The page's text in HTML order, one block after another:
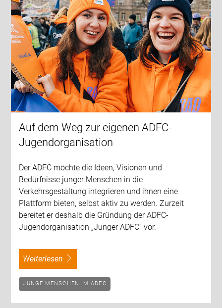
Auf dem Weg zur eigenen ADFC-
Jugendorganisation
Der ADFC möchte die Ideen, Visionen und
Bedürfnisse junger Menschen in die
Verkehrsgestaltung integrieren und ihnen eine
Plattform bieten, selbst aktiv zu werden. Zurzeit
bereitet er deshalb die Gründung der ADFC-
Jugendorganisation „Junger ADFC“ vor.
weiterlesen
JUNGE MENSCHEN IM ADFC